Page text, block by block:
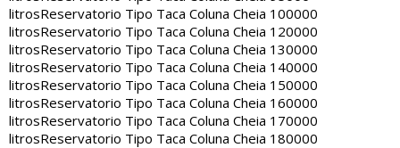
litrosReservatorio Tipo Taca Coluna Cheia 100000
litrosReservatorio Tipo Taca Coluna Cheia 120000
litrosReservatorio Tipo Taca Coluna Cheia 130000
litrosReservatorio Tipo Taca Coluna Cheia 140000
litrosReservatorio Tipo Taca Coluna Cheia 150000
litrosReservatorio Tipo Taca Coluna Cheia 160000
litrosReservatorio Tipo Taca Coluna Cheia 170000
litrosReservatorio Tipo Taca Coluna Cheia 180000